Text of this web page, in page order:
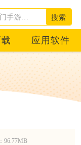
搜索
应用软件
96.77MB